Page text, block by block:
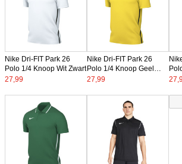
Nike Dri-FIT Park 26
Polo 1/4 Knoop Wit Zwart
27,99
Nike Dri-FIT Park 26
Polo 1/4 Knoop Geel
Zwart
27,99